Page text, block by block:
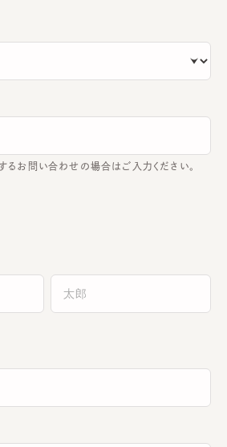
お問い合わせの場合はご入力ください。